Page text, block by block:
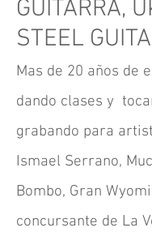
GUITARRA,
STEEL
Mas de 20 años de
dando clases y
grabando para
Ismael Serrano,
Bombo, Gran
concursante de La